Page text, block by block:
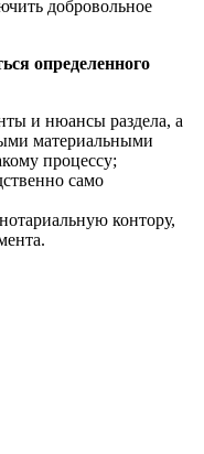
добровольное
определенного
и нюансы раздела, а
материальными
процессу;
само
контору,